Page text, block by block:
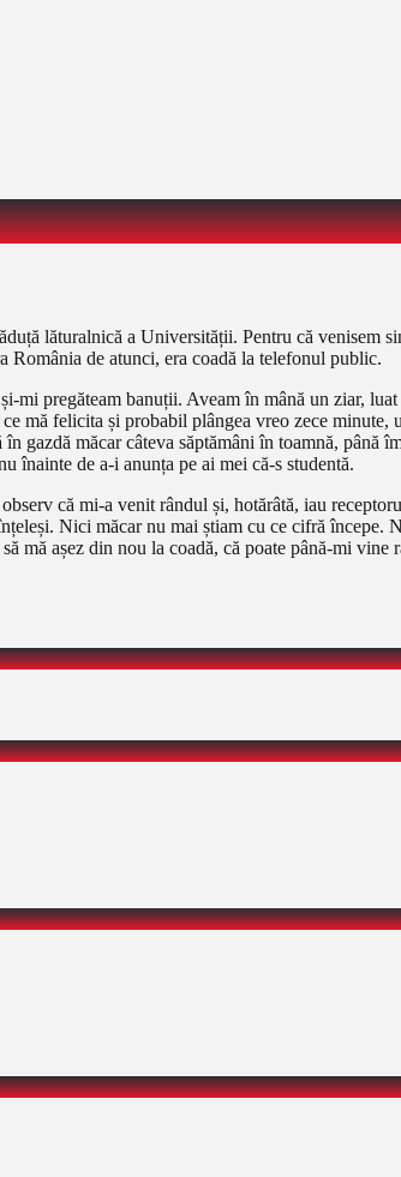
lăturalnică a Universității. Pentru că venisem
de atunci, era coadă la telefonul public.
pregăteam banuții. Aveam în mână un ziar,
mă felicita și probabil plângea vreo zece
gazdă măcar câteva săptămâni în toamnă,
înainte de a-i anunța pe ai mei că-s studentă.
că mi-a venit rândul și, hotărâtă, iau
Nici măcar nu mai știam cu ce cifră
mă așez din nou la coadă, că poate până-mi